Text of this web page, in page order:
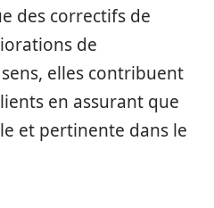
des correctifs de
de
elles contribuent
en assurant que
et pertinente dans le